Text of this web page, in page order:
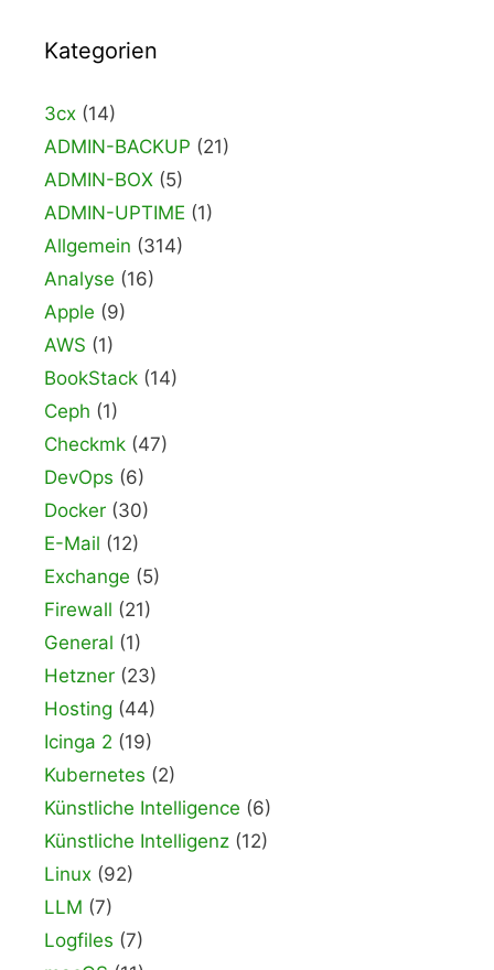
Kategorien
3cx (14)
ADMIN-BACKUP (21)
ADMIN-BOX (5)
ADMIN-UPTIME (1)
Allgemein (314)
Analyse (16)
Apple (9)
AWS (1)
BookStack (14)
Ceph (1)
Checkmk (47)
DevOps (6)
Docker (30)
E-Mail (12)
Exchange (5)
Firewall (21)
General (1)
Hetzner (23)
Hosting (44)
Icinga 2 (19)
Kubernetes (2)
Künstliche Intelligence (6)
Künstliche Intelligenz (12)
Linux (92)
LLM (7)
Logfiles (7)